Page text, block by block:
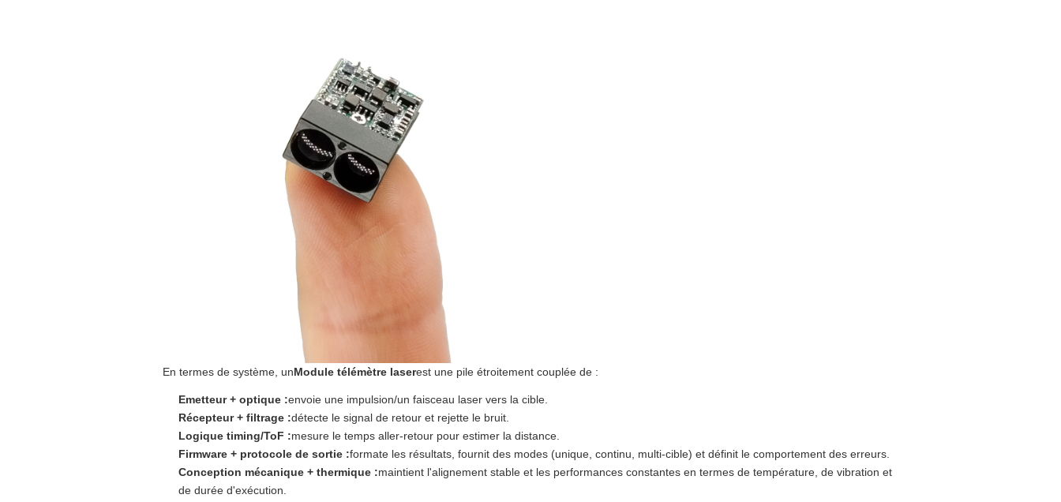
En termes de système, unModule télémètre laserest une pile étroitement couplée de :
Emetteur + optique :envoie une impulsion/un faisceau laser vers la cible.
Récepteur + filtrage :détecte le signal de retour et rejette le bruit.
Logique timing/ToF :mesure le temps aller-retour pour estimer la distance.
Firmware + protocole de sortie :formate les résultats, fournit des modes (unique, continu, multi-cible) et définit le comportement des erreurs.
Conception mécanique + thermique :maintient l'alignement stable et les performances constantes en termes de température, de vibration et
de durée d'exécution.